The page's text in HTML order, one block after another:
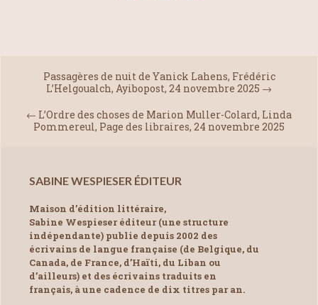
Passagères de nuit de Yanick Lahens, Frédéric
L’Helgoualch, Ayibopost, 24 novembre 2025 →
← L’Ordre des choses de Marion Muller-Colard, Linda
Pommereul, Page des libraires, 24 novembre 2025
SABINE WESPIESER ÉDITEUR
Maison d’édition littéraire,
Sabine Wespieser éditeur (une structure
indépendante) publie depuis 2002 des
écrivains de langue française (de Belgique, du
Canada, de France, d’Haïti, du Liban ou
d’ailleurs) et des écrivains traduits en
français, à une cadence de dix titres par an.